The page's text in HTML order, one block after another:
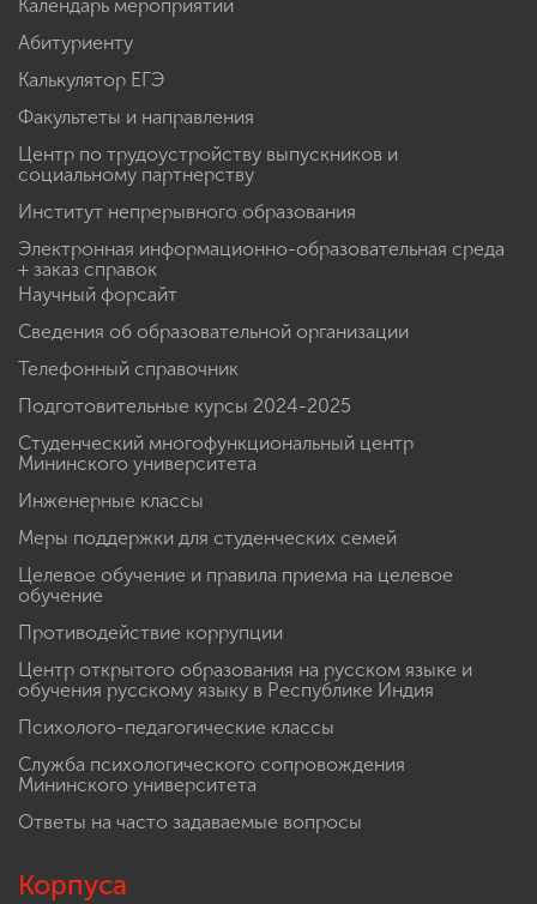
Календарь мероприятий
Абитуриенту
Калькулятор ЕГЭ
Факультеты и направления
Центр по трудоустройству выпускников и
социальному партнерству
Институт непрерывного образования
Электронная информационно-образовательная среда
+ заказ справок
Научный форсайт
Сведения об образовательной организации
Телефонный справочник
Подготовительные курсы 2024-2025
Студенческий многофункциональный центр
Мининского университета
Инженерные классы
Меры поддержки для студенческих семей
Целевое обучение и правила приема на целевое
обучение
Противодействие коррупции
Центр открытого образования на русском языке и
обучения русскому языку в Республике Индия
Психолого-педагогические классы
Служба психологического сопровождения
Мининского университета
Ответы на часто задаваемые вопросы
Корпуса